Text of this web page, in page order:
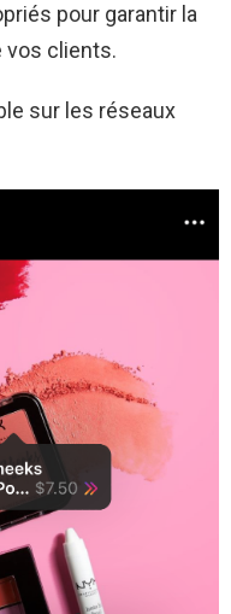
pour garantir la
vos clients.
sur les réseaux